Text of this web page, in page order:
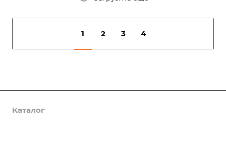
1 2 3 4
Каталог